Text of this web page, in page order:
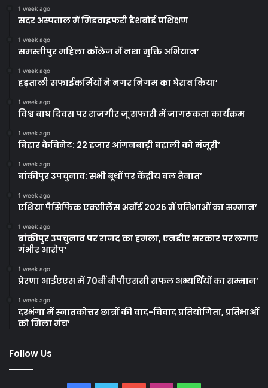
1 week ago
सदर अस्पताल में मिडवाइफरी डैशबोर्ड प्रशिक्षण
1 week ago
समस्तीपुर महिला कॉलेज में नशा मुक्ति अभियान’
1 week ago
हड़ताली सफाईकर्मियों ने नगर निगम का घेराव किया’
1 week ago
विश्व बाघ दिवस पर राजगीर जू सफारी में जागरूकता कार्यक्रम
1 week ago
बिहार कैबिनेट: 22 हजार आंगनबाड़ी बहाली को मंजूरी’
1 week ago
बांकीपुर उपचुनाव: सभी बूथों पर केंद्रीय बल तैनात’
1 week ago
एशिया पैसिफिक एक्सीलेंस अवॉर्ड 2026 में प्रतिभाओं का सम्मान’
1 week ago
बांकीपुर उपचुनाव पर राजद का हमला, एनडीए सरकार पर लगाए
गंभीर आरोप’
1 week ago
प्रेरणा आईएएस में 70वीं बीपीएससी सफल अभ्यर्थियों का सम्मान’
1 week ago
दरभंगा में स्नातकोत्तर छात्रों की वाद-विवाद प्रतियोगिता, प्रतिभाओं
को मिला मंच’
Follow Us